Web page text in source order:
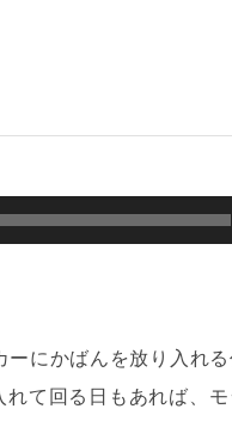
にかばんを放り入れ
て回る日もあれば、